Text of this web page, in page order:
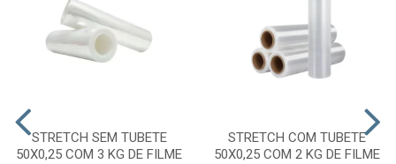
STRETCH SEM TUBETE
50X0,25 COM 3 KG DE FILME
STRETCH COM TUBETE
50X0,25 COM 2 KG DE FILME